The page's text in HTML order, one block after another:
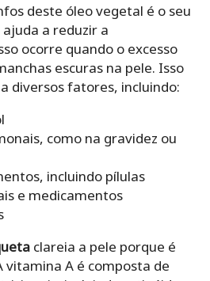
deste óleo vegetal é o seu
a reduzir a
ocorre quando o excesso
escuras na pele. Isso
diversos fatores, incluindo:
como na gravidez ou
incluindo pílulas
e medicamentos
clareia a pele porque é
vitamina A é composta de